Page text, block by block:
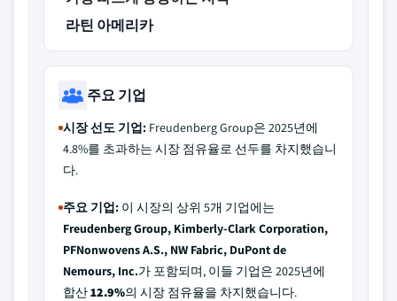
라틴 아메리카
주요 기업
시장 선도 기업: Freudenberg Group은 2025년에
4.8%를 초과하는 시장 점유율로 선두를 차지했습니
다.
주요 기업: 이 시장의 상위 5개 기업에는
Freudenberg Group, Kimberly-Clark Corporation,
PFNonwovens A.S., NW Fabric, DuPont de
Nemours, Inc.가 포함되며, 이들 기업은 2025년에
합산12.9%의 시장 점유율을 차지했습니다.